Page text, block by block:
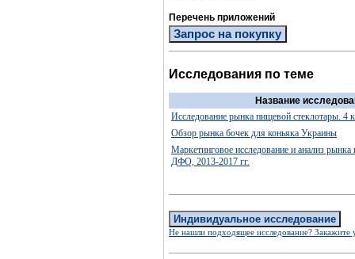
Перечень приложений
Запрос на покупку
Исследования по теме
Название
Исследование рынка пищевой стеклотары. 4
Обзор рынка бочек для коньяка Украины
Маркетинговое исследование и анализ
ДФО, 2013-2017 гг.
Индивидуальное исследование
Не нашли подходящее исследование? Закажите